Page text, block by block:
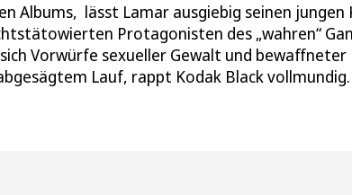
Albums, lässt Lamar ausgiebig seinen jungen
Protagonisten des „wahren“
Vorwürfe sexueller Gewalt und
Lauf, rappt Kodak Black vollmundig.